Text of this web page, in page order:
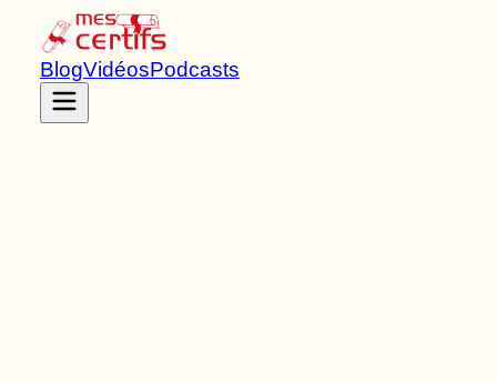
BlogVidéosPodcasts